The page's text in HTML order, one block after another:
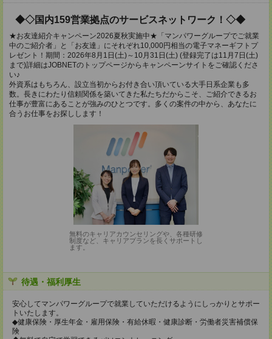
◆◇国内159営業拠点のサービスネットワーク！◇◆
★お友達紹介キャンペーン2026夏秋実施中★「マンパワーグループでご就業
中のご紹介者」と「お友達」にそれぞれ10,000円相当の電子マネーギフトプ
レゼント！期間：2026年8月1日(土)～10月31日(土) (登録完了は11月7日(土)
まで)詳細はJOBNETのトップページからキャンペーンサイトをご確認くださ
い♪
外資系はもちろん、設立当初からお付き合い頂いている大手日系企業も多
数。長きにわたり信頼関係を築いてきた私たちだからこそ、ご紹介できるお
仕事が豊富にあることが強みのひとつです。多くの案件の中から、あなたに
合うお仕事をお探しします！
無料のキャリアカウンセリングや、各種研修
制度など、キャリアプランを長くサポートし
ます。
待遇・福利厚生
安心してマンパワーグループで就業していただけるようにしっかりとサポー
トいたします。
◆健康保険・厚生年金・雇用保険・有給休暇・健康診断・労働者災害補償保
険